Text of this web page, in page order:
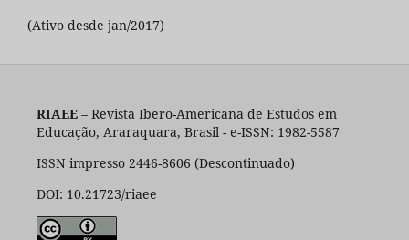
(Ativo desde jan/2017)
RIAEE– Revista Ibero-Americana de Estudos em
Educação, Araraquara, Brasil - e-ISSN: 1982-5587
ISSN impresso 2446-8606 (Descontinuado)
DOI: 10.21723/riaee